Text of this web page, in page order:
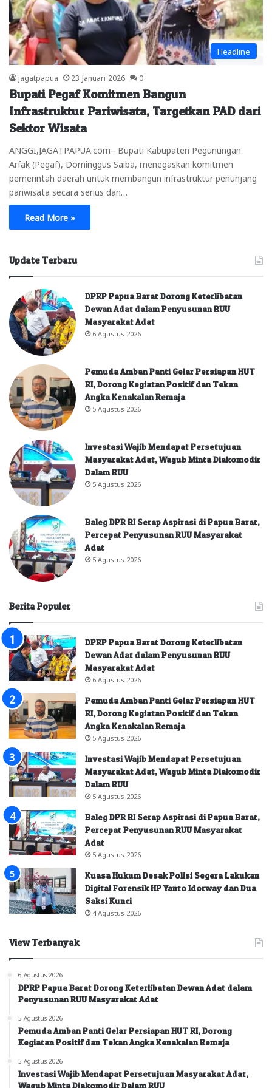
Headline
jagatpapua 23 Januari 2026 0
Bupati Pegaf Komitmen Bangun
Infrastruktur Pariwisata, Targetkan PAD dari
Sektor Wisata
ANGGI,JAGATPAPUA.com– Bupati Kabupaten Pegunungan
Arfak (Pegaf), Dominggus Saiba, menegaskan komitmen
pemerintah daerah untuk membangun infrastruktur penunjang
pariwisata secara serius dan…
Read More »
Update Terbaru
DPRP Papua Barat Dorong Keterlibatan
Dewan Adat dalam Penyusunan RUU
Masyarakat Adat
6 Agustus 2026
Pemuda Amban Panti Gelar Persiapan HUT
RI, Dorong Kegiatan Positif dan Tekan
Angka Kenakalan Remaja
5 Agustus 2026
Investasi Wajib Mendapat Persetujuan
Masyarakat Adat, Wagub Minta Diakomodir
Dalam RUU
5 Agustus 2026
Baleg DPR RI Serap Aspirasi di Papua Barat,
Percepat Penyusunan RUU Masyarakat
Adat
5 Agustus 2026
Berita Populer
DPRP Papua Barat Dorong Keterlibatan
Dewan Adat dalam Penyusunan RUU
Masyarakat Adat
6 Agustus 2026
Pemuda Amban Panti Gelar Persiapan HUT
RI, Dorong Kegiatan Positif dan Tekan
Angka Kenakalan Remaja
5 Agustus 2026
Investasi Wajib Mendapat Persetujuan
Masyarakat Adat, Wagub Minta Diakomodir
Dalam RUU
5 Agustus 2026
Baleg DPR RI Serap Aspirasi di Papua Barat,
Percepat Penyusunan RUU Masyarakat
Adat
5 Agustus 2026
Kuasa Hukum Desak Polisi Segera Lakukan
Digital Forensik HP Yanto Idorway dan Dua
Saksi Kunci
4 Agustus 2026
View Terbanyak
6 Agustus 2026
DPRP Papua Barat Dorong Keterlibatan Dewan Adat dalam
Penyusunan RUU Masyarakat Adat
5 Agustus 2026
Pemuda Amban Panti Gelar Persiapan HUT RI, Dorong
Kegiatan Positif dan Tekan Angka Kenakalan Remaja
5 Agustus 2026
Investasi Wajib Mendapat Persetujuan Masyarakat Adat,
Wagub Minta Diakomodir Dalam RUU